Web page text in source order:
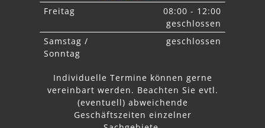
Freitag
08:00 - 12:00
geschlossen
Samstag /
Sonntag
geschlossen
Individuelle Termine können gerne
vereinbart werden. Beachten Sie evtl.
abweichende
Geschäftszeiten einzelner